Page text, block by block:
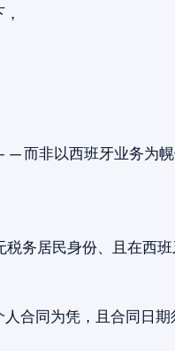
而非以西班牙业务为幌
务居民身份、且在西
合同为凭，且合同日期